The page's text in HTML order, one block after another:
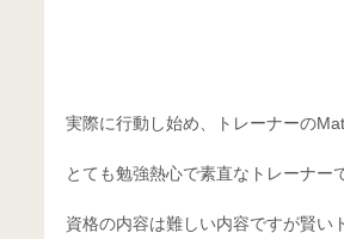
実際に行動し始め、トレーナーの
とても勉強熱心で素直なトレーナー
資格の内容は難しい内容ですが賢い